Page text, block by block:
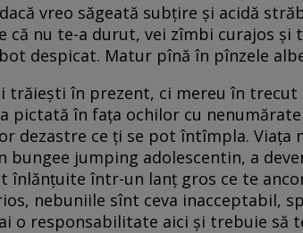
vreo săgeată subțire și acidă
că nu te-a durut, vei zîmbi curajos
despicat. Matur pînă în pînzele
trăiești în prezent, ci mereu în
pictată în fața ochilor cu
dezastre ce ți se pot întîmpla. Viața
bungee jumping adolescentin, a
înlănțuite într-un lanț gros ce te
nebuniile sînt ceva inacceptabil,
o responsabilitate aici și trebuie să